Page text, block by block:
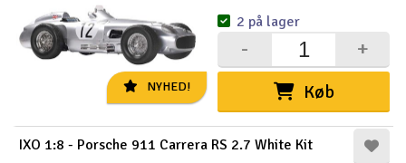
Smarthjem, leg og hobby
Solenergi
Værktøj, udstyr og tilbehør
NYHED! Køb
+
-
2 på lager
IXO 1:8 - Porsche 911 Carrera RS 2.7 White Kit